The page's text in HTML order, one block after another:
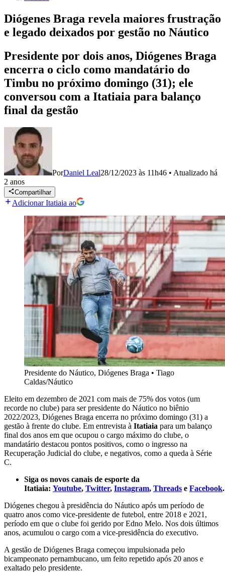
Diógenes Braga revela maiores frustração
e legado deixados por gestão no Náutico
Presidente por dois anos, Diógenes Braga
encerra o ciclo como mandatário do
Timbu no próximo domingo (31); ele
conversou com a Itatiaia para balanço
final da gestão
PorDaniel Leal28/12/2023 às 11h46 • Atualizado há
2 anos
Compartilhar
Adicionar Itatiaia ao
Presidente do Náutico, Diógenes Braga • Tiago
Caldas/Náutico
Eleito em dezembro de 2021 com mais de 75% dos votos (um
recorde no clube) para ser presidente do Náutico no biênio
2022/2023, Diógenes Braga encerra no próximo domingo (31) a
gestão à frente do clube. Em entrevista à Itatiaia para um balanço
final dos anos em que ocupou o cargo máximo do clube, o
mandatário destacou pontos positivos, como o ingresso na
Recuperação Judicial do clube, e negativos, como a queda à Série
C.
Siga os novos canais de esporte da
Itatiaia: Youtube, Twitter, Instagram, Threads e Facebook.
Diógenes chegou à presidência do Náutico após um período de
quatro anos como vice-presidente de futebol, entre 2018 e 2021,
período em que o clube foi gerido por Edno Melo. Nos dois últimos
anos, acumulou o cargo com a vice-presidência do executivo.
A gestão de Diógenes Braga começou impulsionada pelo
bicampeonato pernambucano, um feito repetido após 20 anos e
exaltado pelo presidente.